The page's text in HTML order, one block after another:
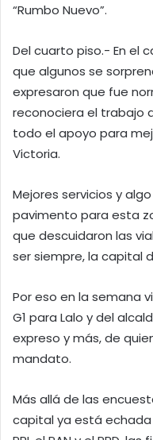
“Rumbo Nuevo”.
Del cuarto piso.- En el
que algunos se
expresaron que fue
reconociera el trabajo
todo el apoyo para
Victoria.
Mejores servicios y
pavimento para esta
que descuidaron las
ser siempre, la capital
Por eso en la semana
G1 para Lalo y del
expreso y más, de
mandato.
Más allá de las
capital ya está echada